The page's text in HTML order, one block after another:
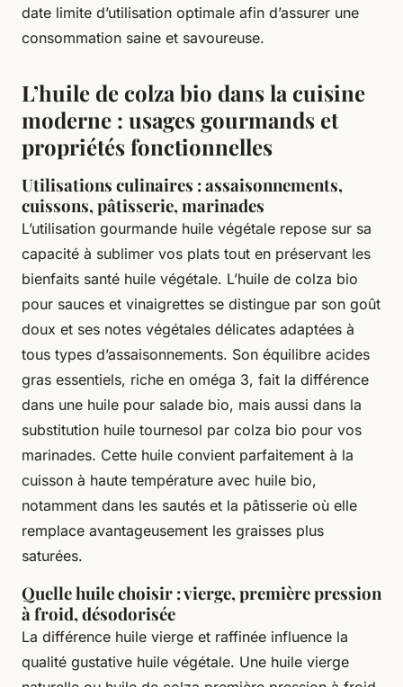
date limite d’utilisation optimale afin d’assurer une
consommation saine et savoureuse.
L’huile de colza bio dans la cuisine
moderne : usages gourmands et
propriétés fonctionnelles
Utilisations culinaires : assaisonnements,
cuissons, pâtisserie, marinades
L’utilisation gourmande huile végétale repose sur sa
capacité à sublimer vos plats tout en préservant les
bienfaits santé huile végétale. L’huile de colza bio
pour sauces et vinaigrettes se distingue par son goût
doux et ses notes végétales délicates adaptées à
tous types d’assaisonnements. Son équilibre acides
gras essentiels, riche en oméga 3, fait la différence
dans une huile pour salade bio, mais aussi dans la
substitution huile tournesol par colza bio pour vos
marinades. Cette huile convient parfaitement à la
cuisson à haute température avec huile bio,
notamment dans les sautés et la pâtisserie où elle
remplace avantageusement les graisses plus
saturées.
Quelle huile choisir : vierge, première pression
à froid, désodorisée
La différence huile vierge et raffinée influence la
qualité gustative huile végétale. Une huile vierge